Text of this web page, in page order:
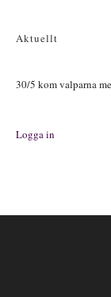
Aktuellt
30/5 kom valparna
Logga in